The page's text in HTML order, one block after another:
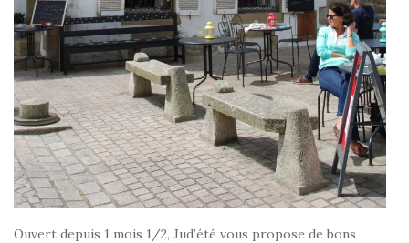
Ouvert depuis 1 mois 1/2, Jud’été vous propose de bons